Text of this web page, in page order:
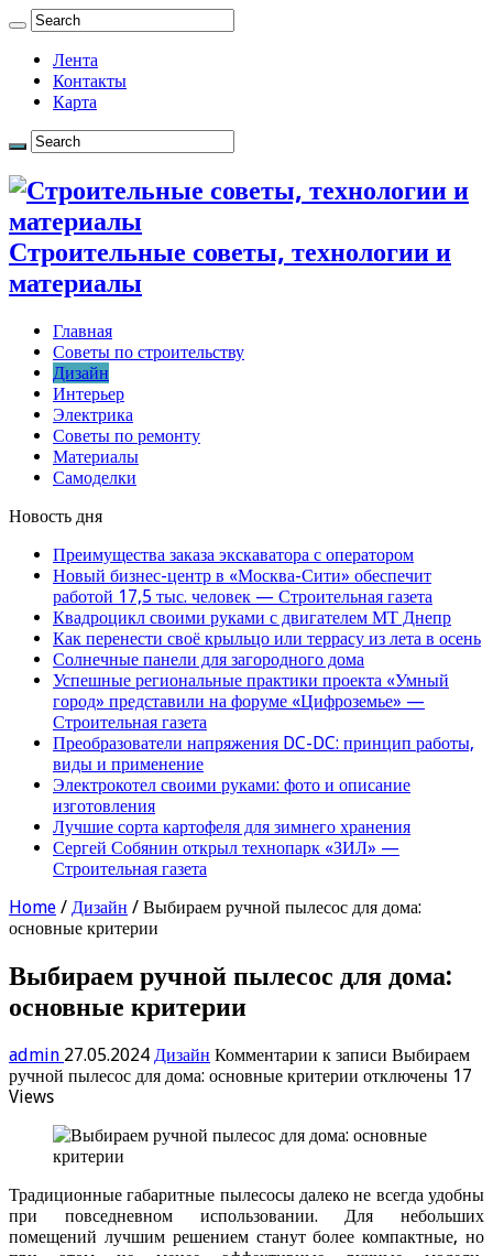
Лента
Контакты
Карта
Строительные советы, технологии и
материалы
Главная
Советы по строительству
Дизайн
Интерьер
Электрика
Советы по ремонту
Материалы
Самоделки
Новость дня
Преимущества заказа экскаватора с оператором
Новый бизнес-центр в «Москва-Сити» обеспечит
работой 17,5 тыс. человек — Строительная газета
Квадроцикл своими руками с двигателем МТ Днепр
Как перенести своё крыльцо или террасу из лета в осень
Солнечные панели для загородного дома
Успешные региональные практики проекта «Умный
город» представили на форуме «Цифроземье» —
Строительная газета
Преобразователи напряжения DC-DC: принцип работы,
виды и применение
Электрокотел своими руками: фото и описание
изготовления
Лучшие сорта картофеля для зимнего хранения
Сергей Собянин открыл технопарк «ЗИЛ» —
Строительная газета
Home / Дизайн / Выбираем ручной пылесос для дома:
основные критерии
Выбираем ручной пылесос для дома:
основные критерии
admin 27.05.2024 Дизайн Комментарии к записи Выбираем
ручной пылесос для дома: основные критерии отключены 17
Views
Традиционные габаритные пылесосы далеко не всегда удобны
при повседневном использовании. Для небольших
помещений лучшим решением станут более компактные, но